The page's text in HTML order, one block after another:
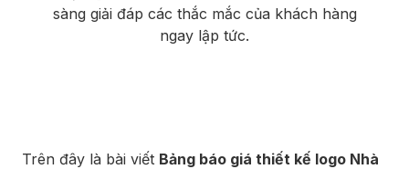
sàng giải đáp các thắc mắc của khách hàng
ngay lập tức.
Trên đây là bài viết Bảng báo giá thiết kế logo Nhà